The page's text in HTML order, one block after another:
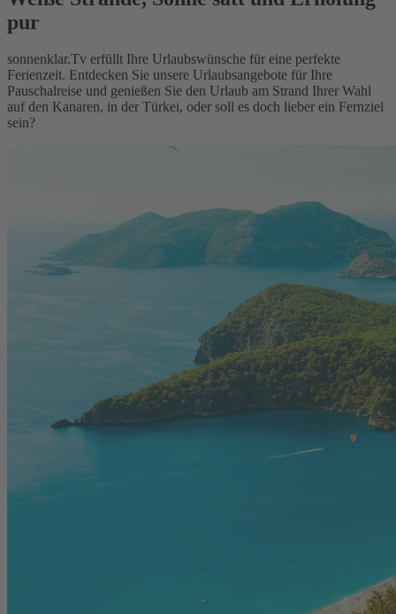
pur
sonnenklar.Tv erfüllt Ihre Urlaubswünsche für eine perfekte
Ferienzeit. Entdecken Sie unsere Urlaubsangebote für Ihre
Pauschalreise und genießen Sie den Urlaub am Strand Ihrer Wahl
auf den Kanaren, in der Türkei, oder soll es doch lieber ein Fernziel
sein?